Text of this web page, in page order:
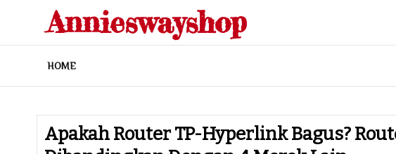
content
Annieswayshop
HOME
Apakah Router TP-Hyperlink Bagus?